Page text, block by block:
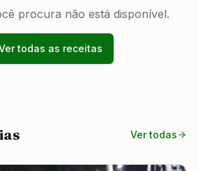
procura não está disponível.
todas as receitas
Ver todas